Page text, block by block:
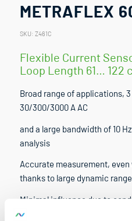
METRAFLEX
SKU: Z461C
Flexible Current
Loop Length 61… 122
Broad range of applications,
30/300/3000 A AC
and a large bandwidth of 10
analysis
Accurate measurement,
thanks to large dynamic
Minimal influence due to
fields